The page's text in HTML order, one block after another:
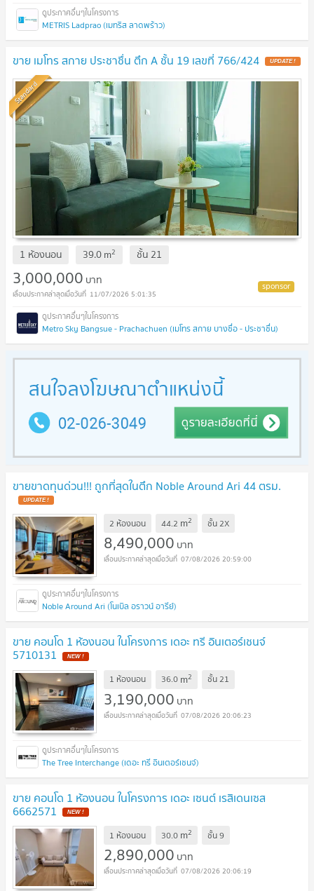
METRIS Ladprao (เมทริส ลาดพร้าว)
ขาย เมโทร สกาย ประชาชื่น ตึก A ชั้น 19 เลขที่ 766/424
Standard
1 ห้องนอน 39.0m2 ชั้น 21
3,000,000 บาท
11/07/2026 5:01:35
Metro Sky Bangsue - Prachachuen (เมโทร สกาย บางซื่อ - ประชาชื่น)
ขายขาดทุนด่วน!!! ถูกที่สุดในตึก Noble Around Ari 44 ตรม.
2 ห้องนอน 44.2 m2 ชั้น2X
8,490,000 บาท
07/08/2026 20:59:00
Noble Around Ari (โนเบิล อราวน์ อารีย์)
ขาย คอนโด 1 ห้องนอน ในโครงการ เดอะ ทรี อินเตอร์เชนจ์
5710131
1 ห้องนอน 36.0 m2 ชั้น21
3,190,000 บาท
07/08/2026 20:06:23
The Tree Interchange (เดอะ ทรี อินเตอร์เชนจ์)
ขาย คอนโด 1 ห้องนอน ในโครงการ เดอะ เซนต์ เรสิเดนเซส
6662571
1 ห้องนอน 30.0 m2 ชั้น9
2,890,000 บาท
07/08/2026 20:06:19